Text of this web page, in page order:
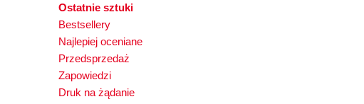
Ostatnie sztuki
Bestsellery
Najlepiej oceniane
Przedsprzedaż
Zapowiedzi
Druk na żądanie